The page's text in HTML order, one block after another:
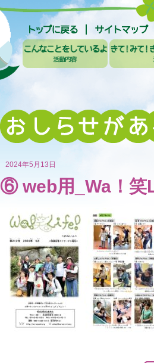
2024年5月13日
⑥ web用_Wa！笑